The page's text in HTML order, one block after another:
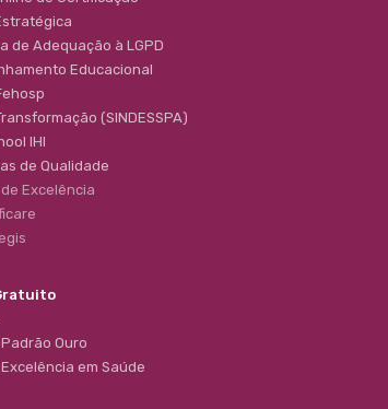
de Adequação à LGPD
Educacional
(SINDESSPA)
IHI
de Qualidade
Excelência
Ouro
em Saúde